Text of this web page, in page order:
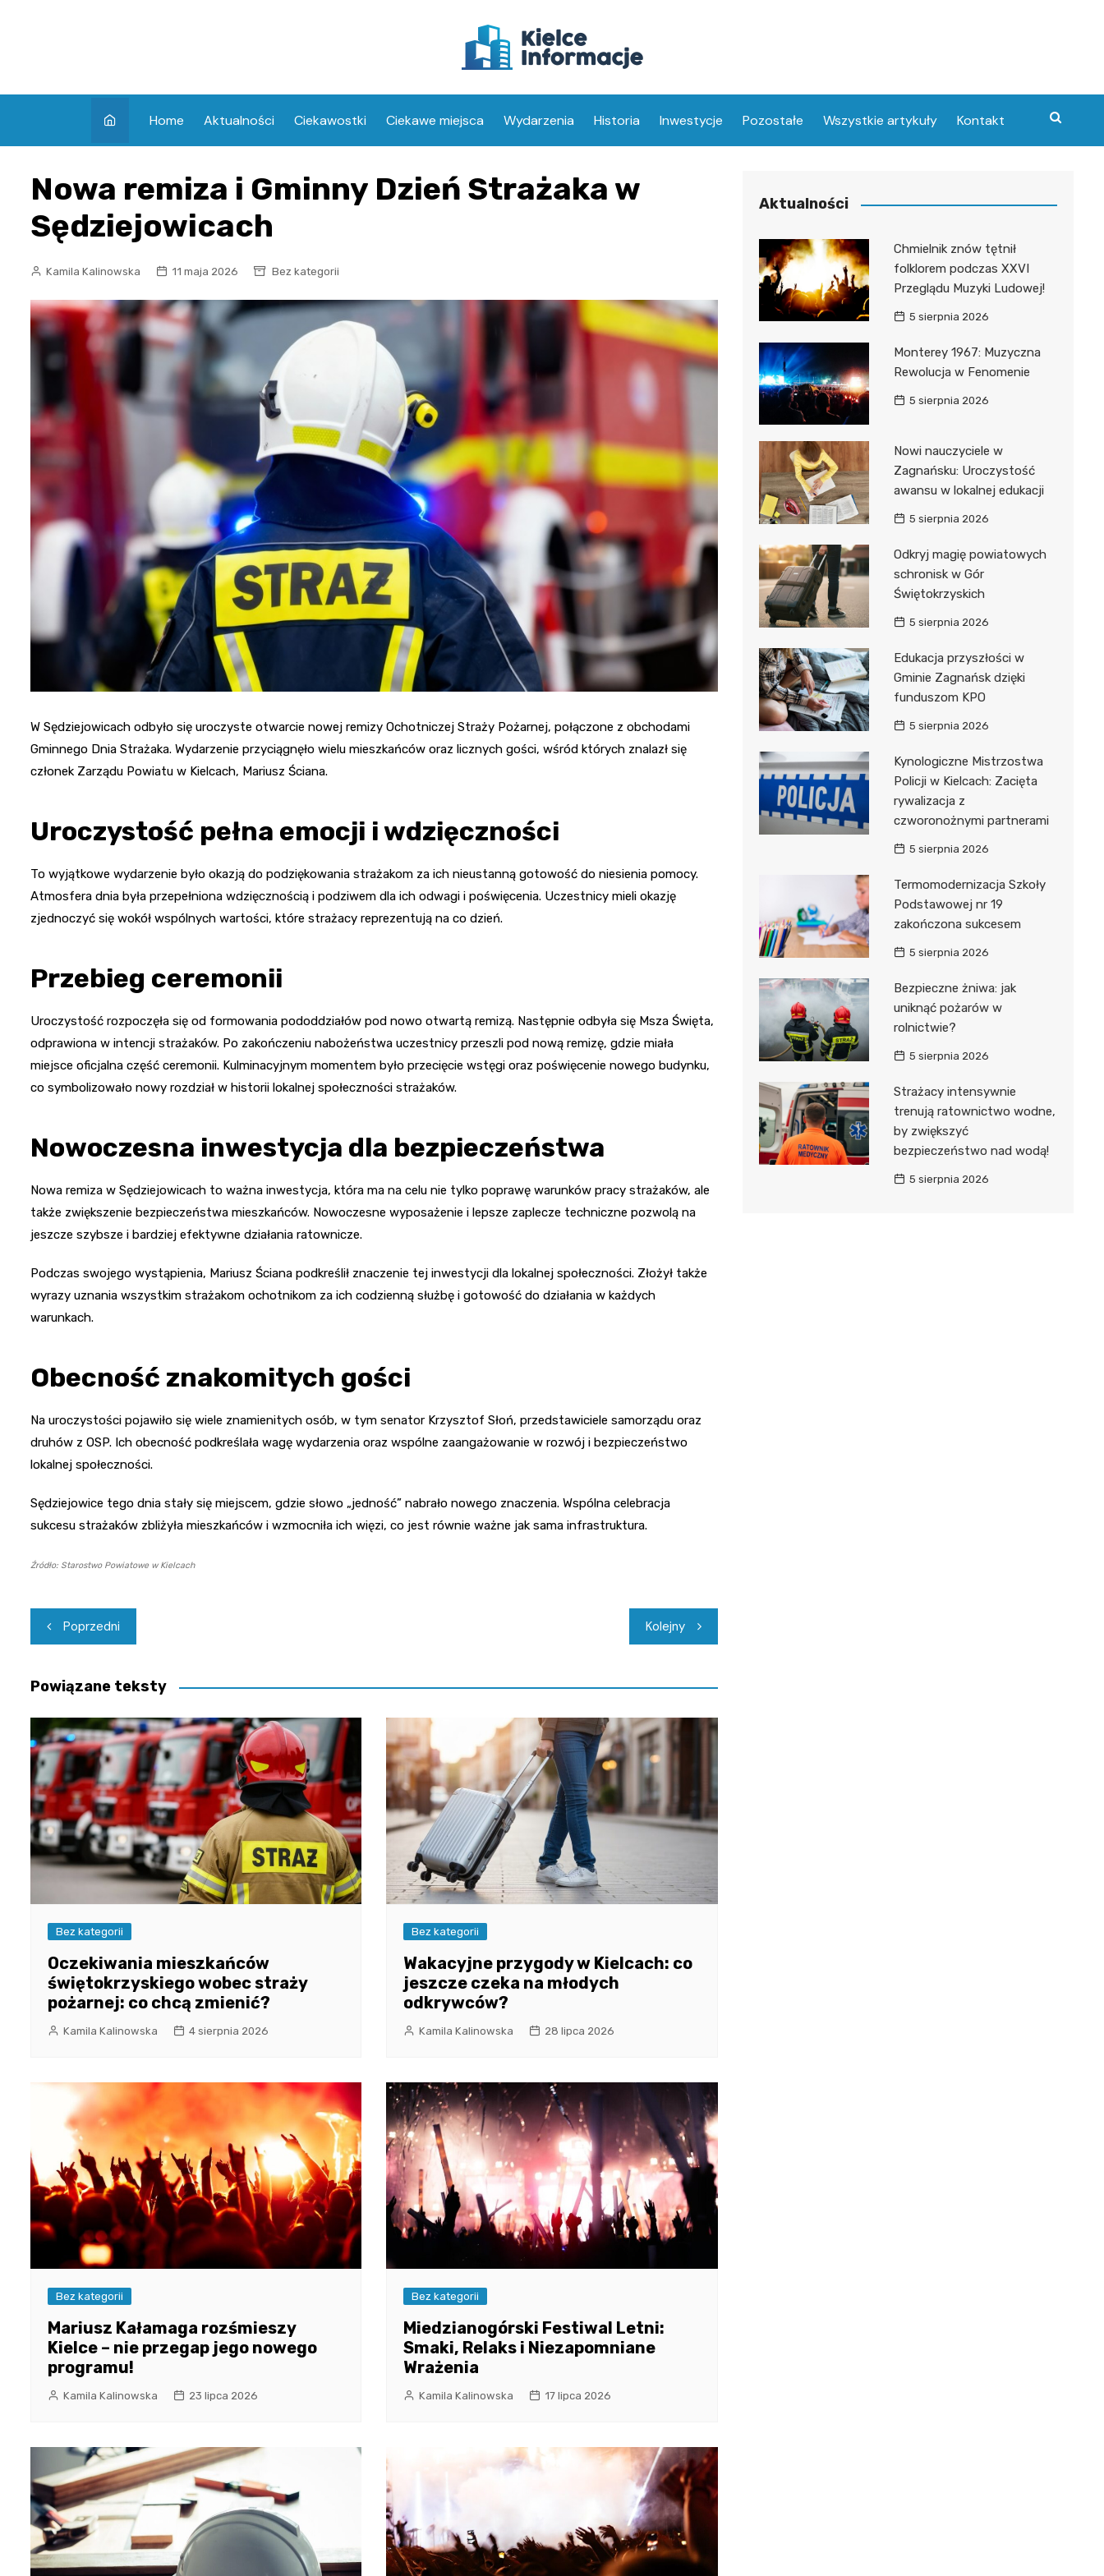
Home Aktualności Ciekawostki Ciekawe miejsca Wydarzenia Historia Inwestycje Pozostałe Wszystkie artykuły Kontakt
Nowa remiza i Gminny Dzień Strażaka w
Sędziejowicach
Kamila Kalinowska 11 maja 2026 Bez kategorii
W Sędziejowicach odbyło się uroczyste otwarcie nowej remizy Ochotniczej Straży Pożarnej, połączone z obchodami
Gminnego Dnia Strażaka. Wydarzenie przyciągnęło wielu mieszkańców oraz licznych gości, wśród których znalazł się
członek Zarządu Powiatu w Kielcach, Mariusz Ściana.
Uroczystość pełna emocji i wdzięczności
To wyjątkowe wydarzenie było okazją do podziękowania strażakom za ich nieustanną gotowość do niesienia pomocy.
Atmosfera dnia była przepełniona wdzięcznością i podziwem dla ich odwagi i poświęcenia. Uczestnicy mieli okazję
zjednoczyć się wokół wspólnych wartości, które strażacy reprezentują na co dzień.
Przebieg ceremonii
Uroczystość rozpoczęła się od formowania pododdziałów pod nowo otwartą remizą. Następnie odbyła się Msza Święta,
odprawiona w intencji strażaków. Po zakończeniu nabożeństwa uczestnicy przeszli pod nową remizę, gdzie miała
miejsce oficjalna część ceremonii. Kulminacyjnym momentem było przecięcie wstęgi oraz poświęcenie nowego budynku,
co symbolizowało nowy rozdział w historii lokalnej społeczności strażaków.
Nowoczesna inwestycja dla bezpieczeństwa
Nowa remiza w Sędziejowicach to ważna inwestycja, która ma na celu nie tylko poprawę warunków pracy strażaków, ale
także zwiększenie bezpieczeństwa mieszkańców. Nowoczesne wyposażenie i lepsze zaplecze techniczne pozwolą na
jeszcze szybsze i bardziej efektywne działania ratownicze.
Podczas swojego wystąpienia, Mariusz Ściana podkreślił znaczenie tej inwestycji dla lokalnej społeczności. Złożył także
wyrazy uznania wszystkim strażakom ochotnikom za ich codzienną służbę i gotowość do działania w każdych
warunkach.
Obecność znakomitych gości
Na uroczystości pojawiło się wiele znamienitych osób, w tym senator Krzysztof Słoń, przedstawiciele samorządu oraz
druhów z OSP. Ich obecność podkreślała wagę wydarzenia oraz wspólne zaangażowanie w rozwój i bezpieczeństwo
lokalnej społeczności.
Sędziejowice tego dnia stały się miejscem, gdzie słowo „jedność” nabrało nowego znaczenia. Wspólna celebracja
sukcesu strażaków zbliżyła mieszkańców i wzmocniła ich więzi, co jest równie ważne jak sama infrastruktura.
Źródło: Starostwo Powiatowe w Kielcach
Nawigacja
wpisu
Poprzedni Kolejny
Powiązane teksty
Bez kategorii
Oczekiwania mieszkańców
świętokrzyskiego wobec straży
pożarnej: co chcą zmienić?
Kamila Kalinowska 4 sierpnia 2026
Bez kategorii
Wakacyjne przygody w Kielcach: co
jeszcze czeka na młodych
odkrywców?
Kamila Kalinowska 28 lipca 2026
Bez kategorii
Mariusz Kałamaga rozśmieszy
Kielce – nie przegap jego nowego
programu!
Kamila Kalinowska 23 lipca 2026
Bez kategorii
Miedzianogórski Festiwal Letni:
Smaki, Relaks i Niezapomniane
Wrażenia
Kamila Kalinowska 17 lipca 2026
Aktualności
Chmielnik znów tętnił
folklorem podczas XXVI
Przeglądu Muzyki Ludowej!
5 sierpnia 2026
Monterey 1967: Muzyczna
Rewolucja w Fenomenie
5 sierpnia 2026
Nowi nauczyciele w
Zagnańsku: Uroczystość
awansu w lokalnej edukacji
5 sierpnia 2026
Odkryj magię powiatowych
schronisk w Gór
Świętokrzyskich
5 sierpnia 2026
Edukacja przyszłości w
Gminie Zagnańsk dzięki
funduszom KPO
5 sierpnia 2026
Kynologiczne Mistrzostwa
Policji w Kielcach: Zacięta
rywalizacja z
czworonożnymi partnerami
5 sierpnia 2026
Termomodernizacja Szkoły
Podstawowej nr 19
zakończona sukcesem
5 sierpnia 2026
Bezpieczne żniwa: jak
uniknąć pożarów w
rolnictwie?
5 sierpnia 2026
Strażacy intensywnie
trenują ratownictwo wodne,
by zwiększyć
bezpieczeństwo nad wodą!
5 sierpnia 2026